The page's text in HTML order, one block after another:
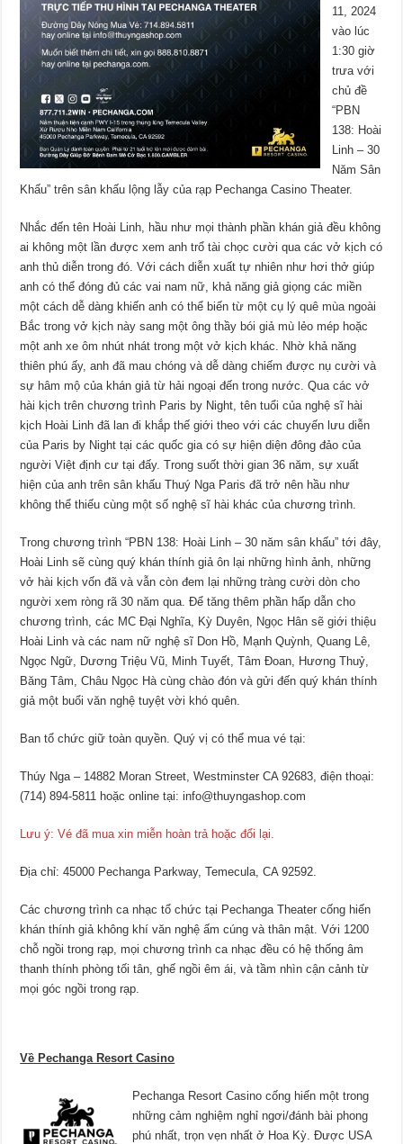
11, 2024
vào lúc
1:30 giờ
trưa với
chủ đề
“PBN
138: Hoài
Linh – 30
Năm Sân
Khấu” trên sân khấu lộng lẫy của rạp Pechanga Casino Theater.
Nhắc đến tên Hoài Linh, hầu như mọi thành phần khán giả đều không
ai không một lần được xem anh trổ tài chọc cười qua các vở kịch có
anh thủ diễn trong đó. Với cách diễn xuất tự nhiên như hơi thở giúp
anh có thể đóng đủ các vai nam nữ, khả năng giả giọng các miền
một cách dễ dàng khiến anh có thể biến từ một cụ lý quê mùa ngoài
Bắc trong vở kịch này sang một ông thầy bói giả mù lẻo mép hoặc
một anh xe ôm nhút nhát trong một vở kịch khác. Nhờ khả năng
thiên phú ấy, anh đã mau chóng và dễ dàng chiếm được nụ cười và
sự hâm mộ của khán giả từ hải ngoại đến trong nước. Qua các vở
hài kịch trên chương trình Paris by Night, tên tuổi của nghệ sĩ hài
kịch Hoài Linh đã lan đi khắp thế giới theo với các chuyến lưu diễn
của Paris by Night tại các quốc gia có sự hiện diện đông đảo của
người Việt định cư tại đấy. Trong suốt thời gian 36 năm, sự xuất
hiện của anh trên sân khấu Thuý Nga Paris đã trở nên hầu như
không thể thiếu cùng một số nghệ sĩ hài khác của chương trình.
Trong chương trình “PBN 138: Hoài Linh – 30 năm sân khấu” tới đây,
Hoài Linh sẽ cùng quý khán thính giả ôn lại những hình ảnh, những
vở hài kịch vốn đã và vẫn còn đem lại những tràng cười dòn cho
người xem ròng rã 30 năm qua. Để tăng thêm phần hấp dẫn cho
chương trình, các MC Đại Nghĩa, Kỳ Duyên, Ngọc Hân sẽ giới thiệu
Hoài Linh và các nam nữ nghệ sĩ Don Hồ, Mạnh Quỳnh, Quang Lê,
Ngọc Ngữ, Dương Triệu Vũ, Minh Tuyết, Tâm Đoan, Hương Thuỷ,
Băng Tâm, Châu Ngọc Hà cùng chào đón và gửi đến quý khán thính
giả một buổi văn nghệ tuyệt vời khó quên.
Ban tổ chức giữ toàn quyền. Quý vị có thể mua vé tại:
Thúy Nga – 14882 Moran Street, Westminster CA 92683, điện thoại:
(714) 894-5811 hoặc online tại: info@thuyngashop.com
Lưu ý: Vé đã mua xin miễn hoàn trả hoặc đổi lại.
Địa chỉ: 45000 Pechanga Parkway, Temecula, CA 92592.
Các chương trình ca nhạc tổ chức tại Pechanga Theater cống hiến
khán thính giả không khí văn nghệ ấm cúng và thân mật. Với 1200
chỗ ngồi trong rạp, mọi chương trình ca nhạc đều có hệ thống âm
thanh thính phòng tối tân, ghế ngồi êm ái, và tầm nhìn cận cảnh từ
mọi góc ngồi trong rạp.
Về Pechanga Resort Casino
Pechanga Resort Casino cống hiến một trong
những cảm nghiệm nghỉ ngơi/đánh bài phong
phú nhất, trọn vẹn nhất ở Hoa Kỳ. Được USA